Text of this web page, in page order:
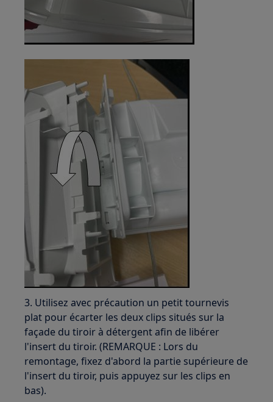
3. Utilisez avec précaution un petit tournevis
plat pour écarter les deux clips situés sur la
façade du tiroir à détergent afin de libérer
l'insert du tiroir. (REMARQUE : Lors du
remontage, fixez d'abord la partie supérieure de
l'insert du tiroir, puis appuyez sur les clips en
bas).